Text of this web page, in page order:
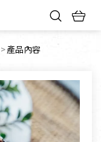
目前頁面：
產品內容